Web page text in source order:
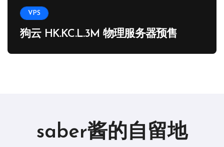
VPS
狗云 HK.KC.L.3M 物理服务器预售
saber酱的自留地